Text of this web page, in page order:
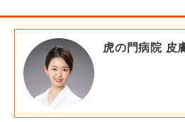
虎の門病院 皮